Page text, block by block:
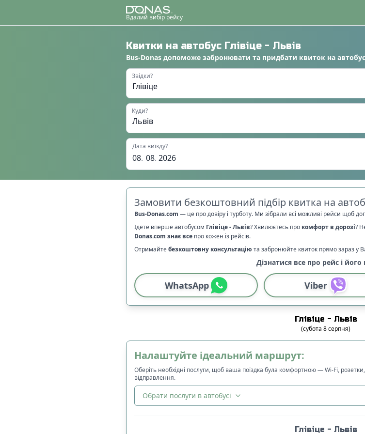
Вдалий вибір рейсу
Квитки на автобус Глівіце - Львів
Bus-Donas допоможе забронювати та придбати квиток на автобус
Звідки?
Куди?
Дата виїзду?
08. 08. 2026
Замовити безкоштовний підбір квитка на
Bus-Donas.com — це про довіру і турботу. Ми зібрали всі можливі рейси щоб
Їдете вперше автобусом Глівіце-Львів? Хвилюєтесь про комфорт в дорозі?
Donas.com знає все про кожен із рейсів.
Отримайтебезкоштовну консультацію та забронюйте квиток прямо зараз у
Дізнатися все про рейс і його
WhatsApp Viber
Глівіце - Львів
(субота 8серпня)
Налаштуйте ідеальний маршрут:
Оберіть необхідні послуги, щоб ваша поїздка була комфортною — Wi-Fi,
відправлення.
Обрати послуги в автобусі
Глівіце - Львів